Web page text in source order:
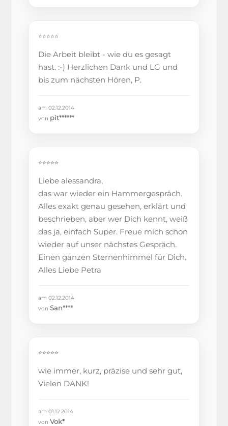
⭐⭐⭐⭐⭐
Die Arbeit bleibt - wie du es gesagt
hast. :-) Herzlichen Dank und LG und
bis zum nächsten Hören, P.
am 02.12.2014
von pit******
⭐⭐⭐⭐⭐
Liebe alessandra,
das war wieder ein Hammergespräch.
Alles exakt genau gesehen, erklärt und
beschrieben, aber wer Dich kennt, weiß
das ja, einfach Super. Freue mich schon
wieder auf unser nächstes Gespräch.
Einen ganzen Sternenhimmel für Dich.
Alles Liebe Petra
am 02.12.2014
vonSan****
⭐⭐⭐⭐⭐
wie immer, kurz, präzise und sehr gut,
Vielen DANK!
am 01.12.2014
vonVok*